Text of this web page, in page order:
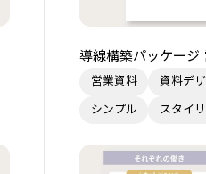
導線構築パッケージ
営業資料 資料デ
シンプル スタイ